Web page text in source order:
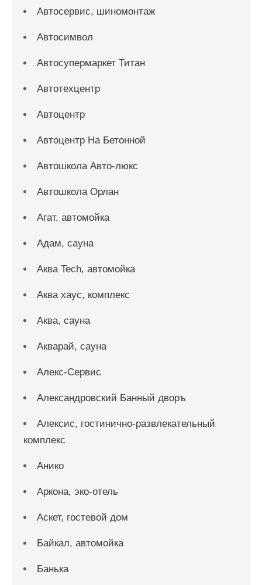
Автосервис, шиномонтаж
Автосимвол
Автосупермаркет Титан
Автотехцентр
Автоцентр
Автоцентр На Бетонной
Автошкола Авто-люкс
Автошкола Орлан
Агат, автомойка
Адам, сауна
Аква Tech, автомойка
Аква хаус, комплекс
Аква, сауна
Акварай, сауна
Алекс-Сервис
Александровский Банный дворъ
Алексис, гостинично-развлекательный
комплекс
Анико
Аркона, эко-отель
Аскет, гостевой дом
Байкал, автомойка
Банька